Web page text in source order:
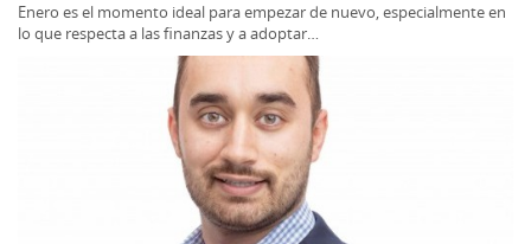
Enero es el momento ideal para empezar de nuevo, especialmente en
lo que respecta a las finanzas y a adoptar…